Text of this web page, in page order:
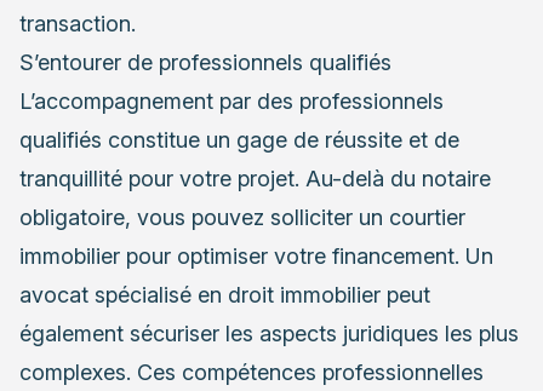
transaction.
S’entourer de professionnels qualifiés
L’accompagnement par des professionnels
qualifiés constitue un gage de réussite et de
tranquillité pour votre projet. Au-delà du notaire
obligatoire, vous pouvez solliciter un courtier
immobilier pour optimiser votre financement. Un
avocat spécialisé en droit immobilier peut
également sécuriser les aspects juridiques les plus
complexes. Ces compétences professionnelles